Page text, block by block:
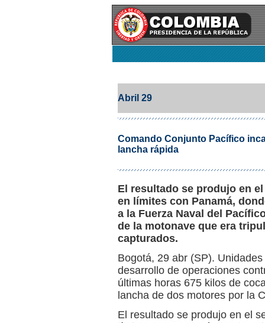
Abril 29
Comando Conjunto Pacífico
lancha rápida
El resultado se produjo en
en límites con Panamá,
a la Fuerza Naval del
de la motonave que era
capturados.
Bogotá, 29 abr (SP).
desarrollo de operaciones
últimas horas 675 kilos de
lancha de dos motores por la
El resultado se produjo en el